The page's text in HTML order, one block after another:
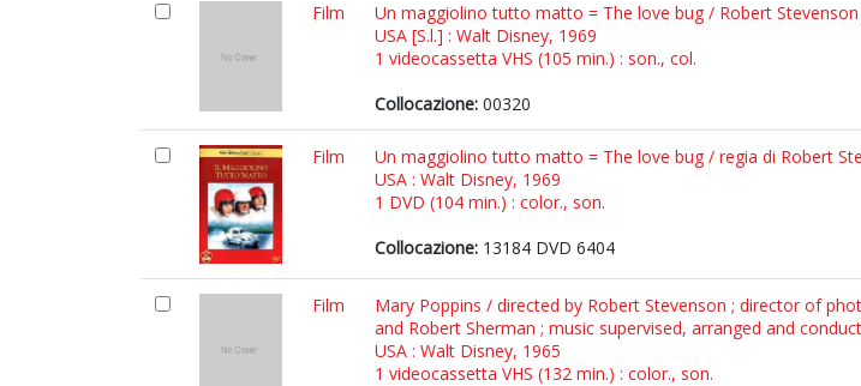
Film
Un maggiolino tutto matto = The love bug / Robert
USA [S.l.] : Walt Disney, 1969
1 videocassetta VHS (105 min.) : son., col.
Collocazione: 00320
Film
Un maggiolino tutto matto = The love bug / regia di Robert
USA : Walt Disney, 1969
1 DVD (104 min.) : color., son.
Collocazione: 13184 DVD 6404
Film
Mary Poppins / directed by Robert Stevenson ; director of
and Robert Sherman ; music supervised, arranged and
USA : Walt Disney, 1965
1 videocassetta VHS (132 min.) : color., son.